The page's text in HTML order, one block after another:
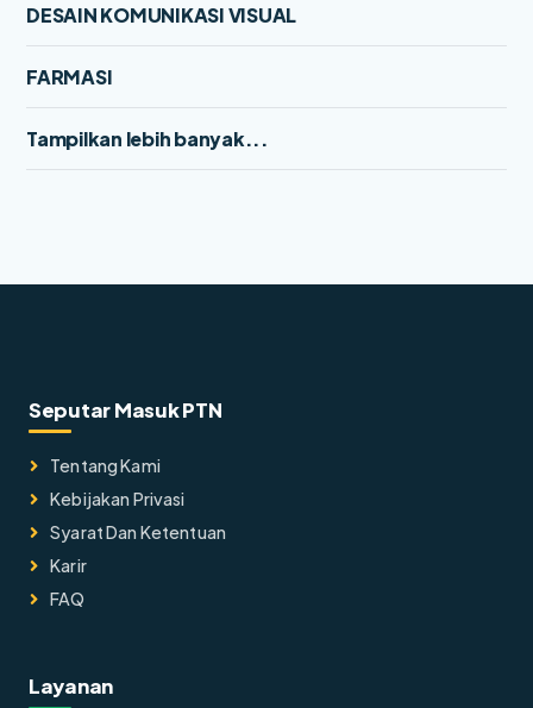
DESAIN KOMUNIKASI VISUAL
FARMASI
Tampilkan lebih banyak...
Seputar Masuk PTN
Tentang Kami
Kebijakan Privasi
Syarat Dan Ketentuan
Karir
FAQ
Layanan